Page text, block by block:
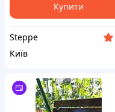
Купити
Steppe
Київ